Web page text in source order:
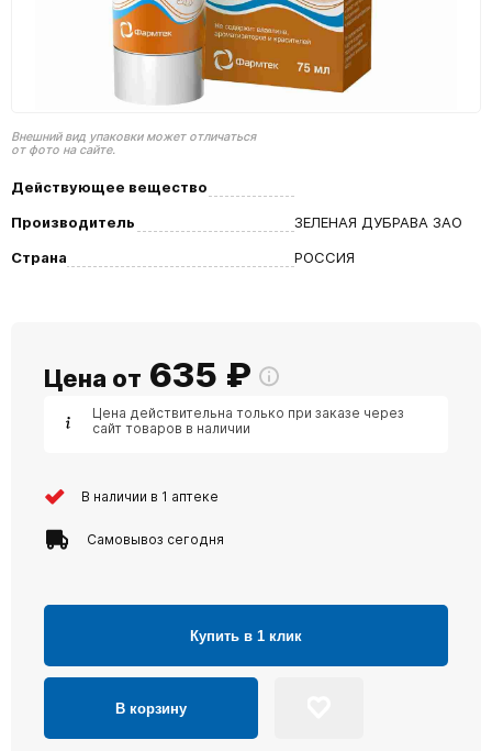
Внешний вид упаковки может отличаться
от фото на сайте.
Действующее вещество
Производитель
ЗЕЛЕНАЯ ДУБРАВА ЗАО
Страна
РОССИЯ
Цена от 635 ₽
Цена действительна только при заказе через
сайт товаров в наличии
В наличии в 1 аптеке
Самовывоз сегодня
Купить в 1 клик
В корзину